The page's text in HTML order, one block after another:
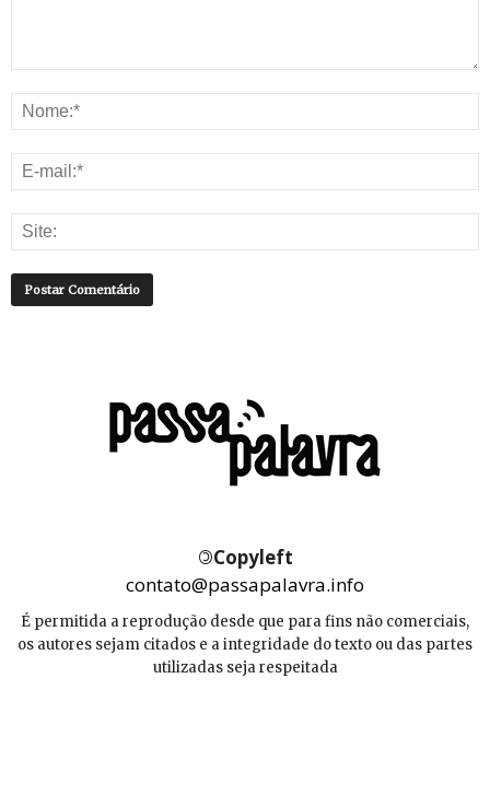
©Copyleft
contato@passapalavra.info
É permitida a reprodução desde que para fins não comerciais,
os autores sejam citados e a integridade do texto ou das partes
utilizadas seja respeitada